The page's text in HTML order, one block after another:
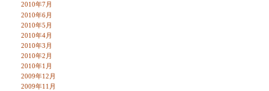
2010年7月
2010年6月
2010年5月
2010年4月
2010年3月
2010年2月
2010年1月
2009年12月
2009年11月